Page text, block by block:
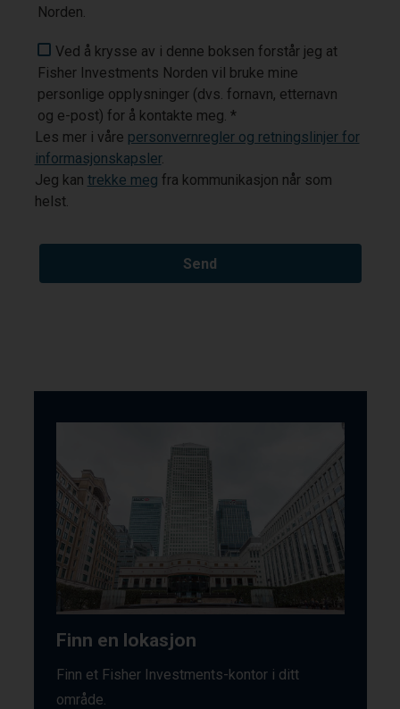
Norden.
Ved å krysse av i denne boksen forstår jeg at
Fisher Investments Norden vil bruke mine
personlige opplysninger (dvs. fornavn, etternavn
og e-post) for å kontakte meg. *
Les mer i våre personvernregler og retningslinjer for
informasjonskapsler.
Jeg kan trekke meg fra kommunikasjon når som
helst.
Finn en lokasjon
Finn et Fisher Investments-kontor i ditt
område.